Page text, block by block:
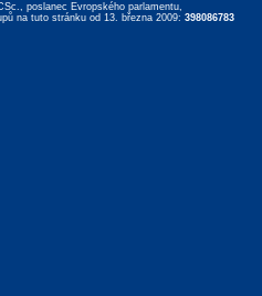
poslanec Evropského parlamentu,
na tuto stránku od 13. března 2009: 398086783